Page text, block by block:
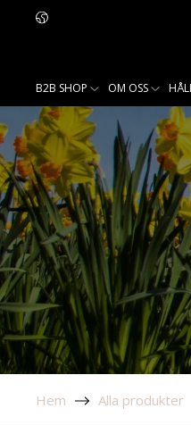
B2B SHOP OM OSS
Hem Alla produkter